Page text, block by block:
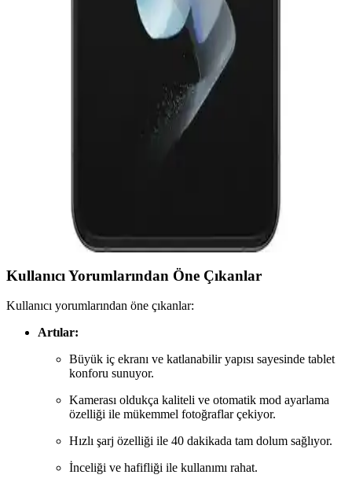
kullanıcı yorumları ve karşılaştırmasıyla en uygun telefonu
seçmenize yardımcı oluyoruz.
Huawei Mate XT Katlanabilir Akıllı Telefonu:
Yenilikçi Tasarım ve Üstün Performans
Huawei Mate XT, üç katlanabilir tasarımı, yüksek çözünürlüklü
ekranı ve güçlü donanımıyla öne çıkan yenilikçi bir akıllı telefon.
Günlük kullanımda pratiklik ve performans sunar.
Samsung Galaxy Z Flip4 ve Z Flip5'in detaylı karşılaştırmasıyla
tasarım, performans ve özellikler arasındaki farkları öğrenin, en
uygun modeli seçin.
Kullanıcı Yorumlarından Öne Çıkanlar
Kullanıcı yorumlarından öne çıkanlar:
Artılar:
Büyük iç ekranı ve katlanabilir yapısı sayesinde tablet
konforu sunuyor.
Kamerası oldukça kaliteli ve otomatik mod ayarlama
özelliği ile mükemmel fotoğraflar çekiyor.
Hızlı şarj özelliği ile 40 dakikada tam dolum sağlıyor.
İnceliği ve hafifliği ile kullanımı rahat.